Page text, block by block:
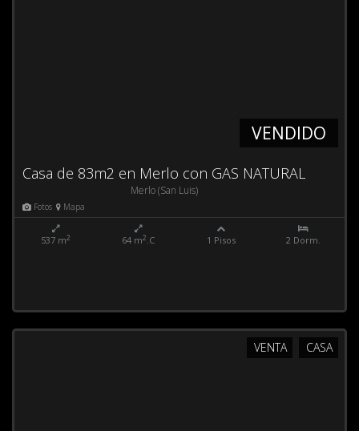
VENDIDO
Casa de 83m2 en Merlo con GAS NATURAL
Merlo (San Luis)
Fotos Mapa
537 m2 64 m2.C 1 Pisos 2 Dorm.
CASA
VENTA